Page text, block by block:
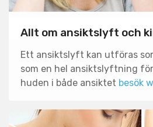
Allt om ansiktslyft och
Ett ansiktslyft kan utföras
som en hel ansiktslyftning
huden i både ansiktet besök